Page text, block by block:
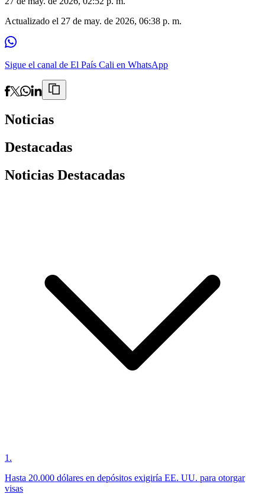
Actualizado el 27 de may. de 2026, 06:38 p. m.
Sigue el canal de El País Cali en WhatsApp
Noticias
Destacadas
Noticias Destacadas
1 .
Hasta 20.000 dólares en depósitos exigiría EE. UU. para otorgar
visas